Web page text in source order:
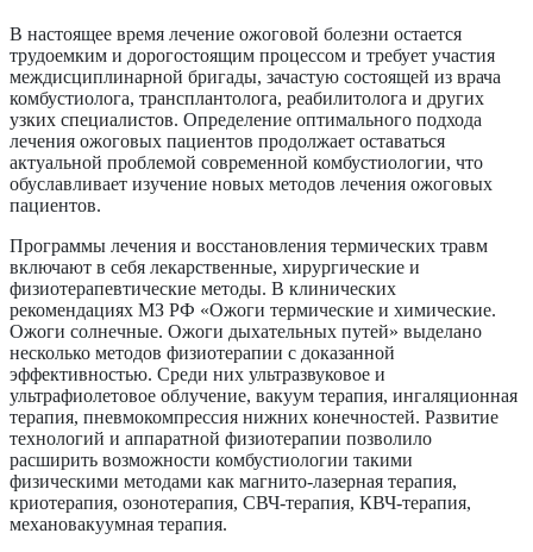
В настоящее время лечение ожоговой болезни остается
трудоемким и дорогостоящим процессом и требует участия
междисциплинарной бригады, зачастую состоящей из врача
комбустиолога, трансплантолога, реабилитолога и других
узких специалистов. Определение оптимального подхода
лечения ожоговых пациентов продолжает оставаться
актуальной проблемой современной комбустиологии, что
обуславливает изучение новых методов лечения ожоговых
пациентов.
Программы лечения и восстановления термических травм
включают в себя лекарственные, хирургические и
физиотерапевтические методы. В клинических
рекомендациях МЗ РФ «Ожоги термические и химические.
Ожоги солнечные. Ожоги дыхательных путей» выделано
несколько методов физиотерапии с доказанной
эффективностью. Среди них ультразвуковое и
ультрафиолетовое облучение, вакуум терапия, ингаляционная
терапия, пневмокомпрессия нижних конечностей. Развитие
технологий и аппаратной физиотерапии позволило
расширить возможности комбустиологии такими
физическими методами как магнито-лазерная терапия,
криотерапия, озонотерапия, СВЧ-терапия, КВЧ-терапия,
механовакуумная терапия.